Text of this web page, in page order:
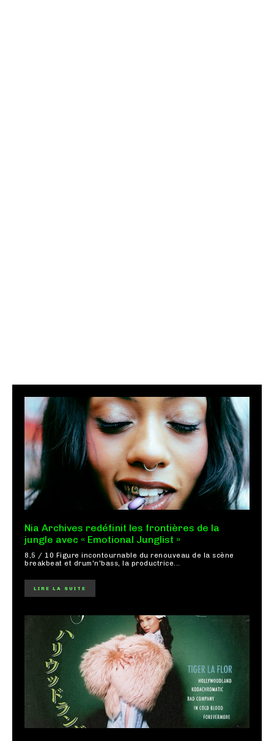
Nia Archives redéfinit les frontières de la
jungle avec « Emotional Junglist »
8,5 / 10 Figure incontournable du renouveau de la scène
breakbeat et drum'n'bass, la productrice...
LIRE LA SUITE